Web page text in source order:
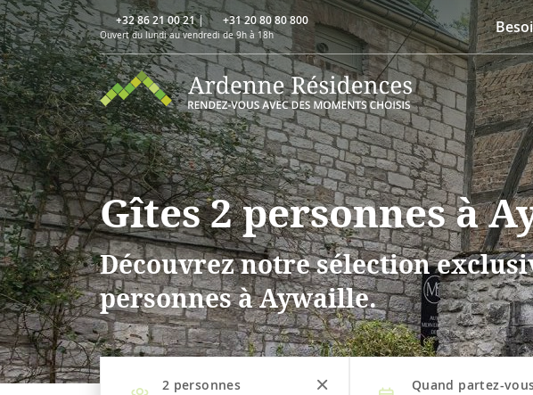
+32 86 21 00 21| +31 20 80 80 800
Ouvert du lundi au vendredi de 9h à 18h
Gîtes 2 personnes à
Découvrez notre sélection
personnes à Aywaille.
2 personnes Quand partez-